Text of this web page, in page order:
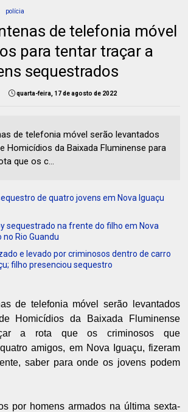
polícia
de telefonia móvel
para tentar traçar a
sequestrados
quarta-feira, 17 de agosto de 2022
de telefonia móvel serão levantados
Homicídios da Baixada Fluminense para
que os c...
de quatro jovens em Nova Iguaçu
sequestrado na frente do filho em Nova
no Rio Guandu
e levado por criminosos dentro de carro
filho presenciou sequestro
de telefonia móvel serão levantados
Homicídios da Baixada Fluminense
a rota que os criminosos que
amigos, em Nova Iguaçu, fizeram
saber para onde os jovens podem
por homens armados na última sexta-